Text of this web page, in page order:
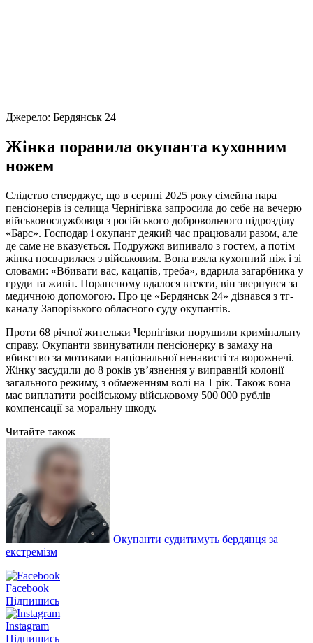
Джерело: Бердянськ 24
Жінка поранила окупанта кухонним
ножем
Слідство стверджує, що в серпні 2025 року сімейна пара
пенсіонерів із селища Чернігівка запросила до себе на вечерю
військовослужбовця з російського добровольчого підрозділу
«Барс». Господар і окупант деякий час працювали разом, але
де саме не вказується. Подружжя випивало з гостем, а потім
жінка посварилася з військовим. Вона взяла кухонний ніж і зі
словами: «Вбивати вас, кацапів, треба», вдарила загарбника у
груди та живіт. Пораненому вдалося втекти, він звернувся за
медичною допомогою. Про це «Бердянськ 24» дізнався з тг-
каналу Запорізького обласного суду окупантів.
Проти 68 річної жительки Чернігівки порушили кримінальну
справу. Окупанти звинуватили пенсіонерку в замаху на
вбивство за мотивами національної ненависті та ворожнечі.
Жінку засудили до 8 років ув’язнення у виправній колонії
загального режиму, з обмеженням волі на 1 рік. Також вона
має виплатити російському військовому 500 000 рублів
компенсації за моральну шкоду.
Читайте також
Окупанти судитимуть бердянця за
екстремізм
Facebook
Підпишись
Instagram
Підпишись